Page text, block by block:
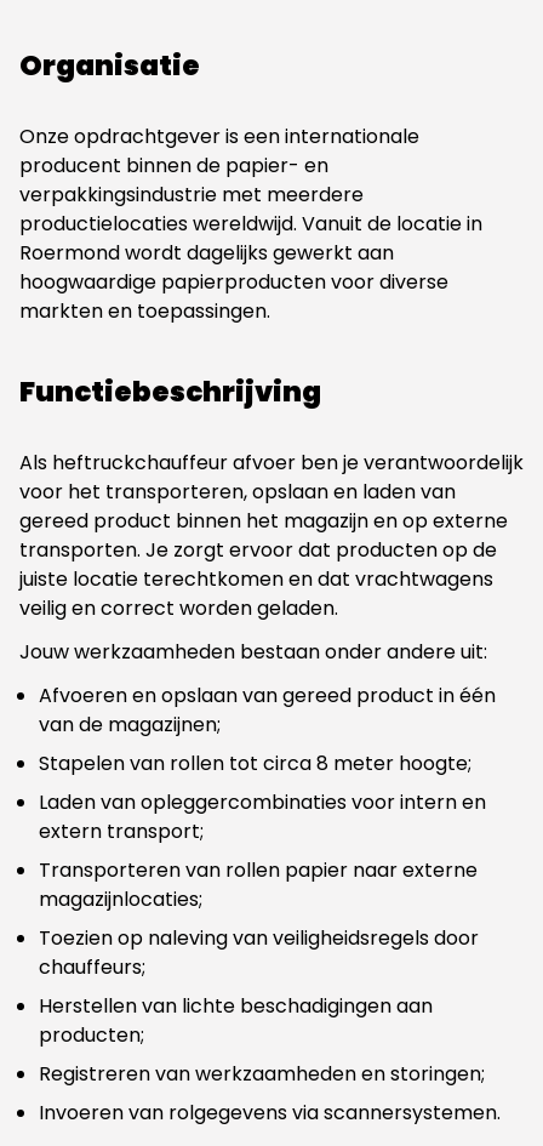
Organisatie
Onze opdrachtgever is een internationale
producent binnen de papier- en
verpakkingsindustrie met meerdere
productielocaties wereldwijd. Vanuit de locatie in
Roermond wordt dagelijks gewerkt aan
hoogwaardige papierproducten voor diverse
markten en toepassingen.
Functiebeschrijving
Als heftruckchauffeur afvoer ben je verantwoordelijk
voor het transporteren, opslaan en laden van
gereed product binnen het magazijn en op externe
transporten. Je zorgt ervoor dat producten op de
juiste locatie terechtkomen en dat vrachtwagens
veilig en correct worden geladen.
Jouw werkzaamheden bestaan onder andere uit:
Afvoeren en opslaan van gereed product in één
van de magazijnen;
Stapelen van rollen tot circa 8 meter hoogte;
Laden van opleggercombinaties voor intern en
extern transport;
Transporteren van rollen papier naar externe
magazijnlocaties;
Toezien op naleving van veiligheidsregels door
chauffeurs;
Herstellen van lichte beschadigingen aan
producten;
Registreren van werkzaamheden en storingen;
Invoeren van rolgegevens via scannersystemen.